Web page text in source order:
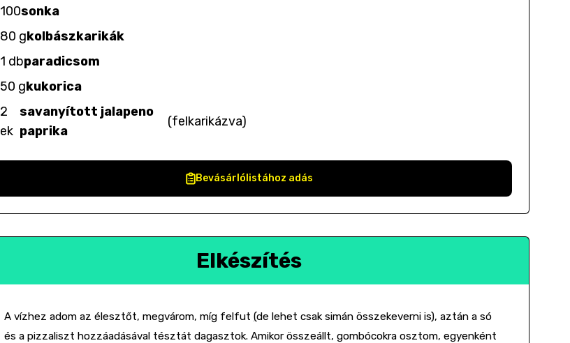
100sonka
80 gkolbászkarikák
1 dbparadicsom
50 gkukorica
2
ek
savanyított jalapeno
paprika
(felkarikázva)
Bevásárlólistához adás
Elkészítés
A vízhez adom az élesztőt, megvárom, míg felfut(de lehet csak simán összekeverni is), aztán a só
és a pizzaliszt hozzáadásával tésztát dagasztok. Amikor összeállt, gombócokra osztom, egyenként